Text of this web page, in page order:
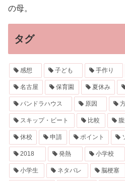
の母。
タグ
感想 子ども 手作り
名古屋 保育園 夏休み
パンドラハウス 原因
スキップ・ビート 比較
休校 申請 ポイント
2018 発熱 小学校
小学生 ネタバレ 脳梗塞